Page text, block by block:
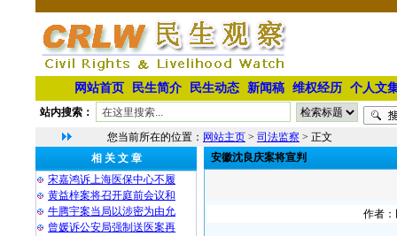
网站首页 民生简介 民生动态 新闻稿 维权经历 个人文
站内搜索：
您当前所在的位置： 网站主页 > 司法监察 > 正文
相 关 文 章
宋嘉鸿诉上海医保中心不履
黄益梓案将召开庭前会议和
牛腾宇案当局以涉密为由允
曾媛诉公安局强制送医案再
安徽沈良庆案将宣判
作者：